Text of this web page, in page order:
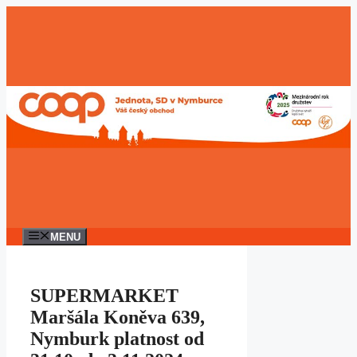
MENU
SUPERMARKET
Maršála Koněva 639,
Nymburk platnost od